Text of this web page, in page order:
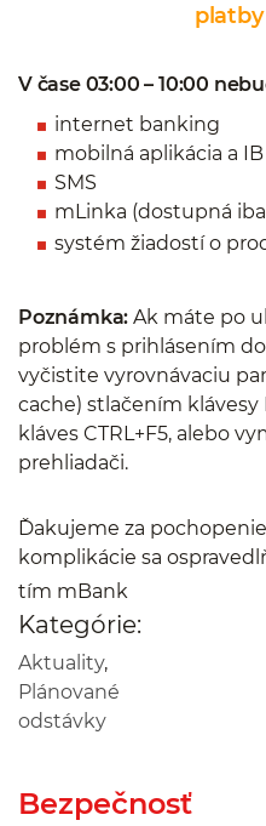
V čase 03:00 – 10:00
internet banking
mobilná aplikácia a
SMS
mLinka (dostupná
systém žiadostí o
Poznámka: Ak máte po
problém s prihlásením
vyčistite vyrovnávaciu
cache) stlačením klávesy
kláves CTRL+F5, alebo
prehliadači.
Ďakujeme za
komplikácie sa
tím mBank
Kategórie:
Aktuality,
Plánované
odstávky
Bezpečnosť